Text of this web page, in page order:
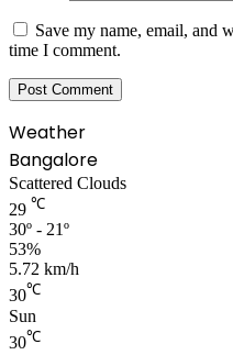
Save my name, email, and
time I comment.
Weather
Bangalore
Scattered Clouds
29 ℃
30º - 21º
53%
5.72 km/h
30℃
Sun
30℃